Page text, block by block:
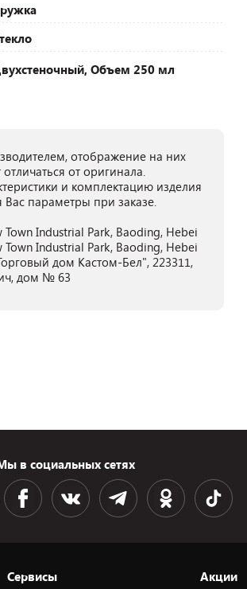
Объем 250 мл
отображение на них
от оригинала.
и комплектацию изделия
параметры при заказе.
Industrial Park, Baoding, Hebei
Industrial Park, Baoding, Hebei
дом Кастом-Бел", 223311,
дом № 63
в социальных сетях
Сервисы Акции